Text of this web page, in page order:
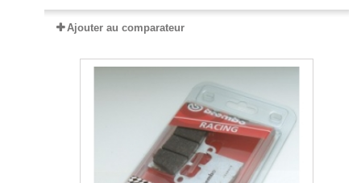
Ajouter au comparateur